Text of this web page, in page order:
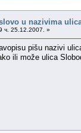
u nazivima
ч. 25.12.2007. »
pišu nazivi
ili može ulica